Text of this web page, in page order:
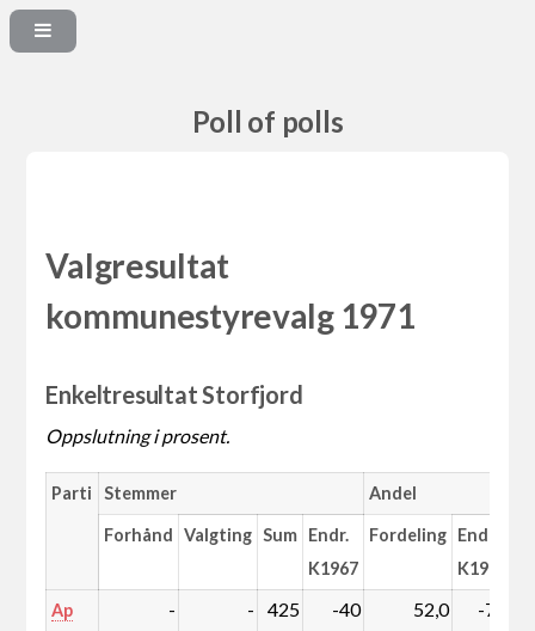
Poll of polls
Valgresultat
kommunestyrevalg 1971
Enkeltresultat Storfjord
Oppslutning i prosent.
Parti Stemmer Andel
Forhånd Valgting Sum Endr.
K1967
Fordeling Endr.
K1967
Ap - - 425 -40 52,0 -7,4